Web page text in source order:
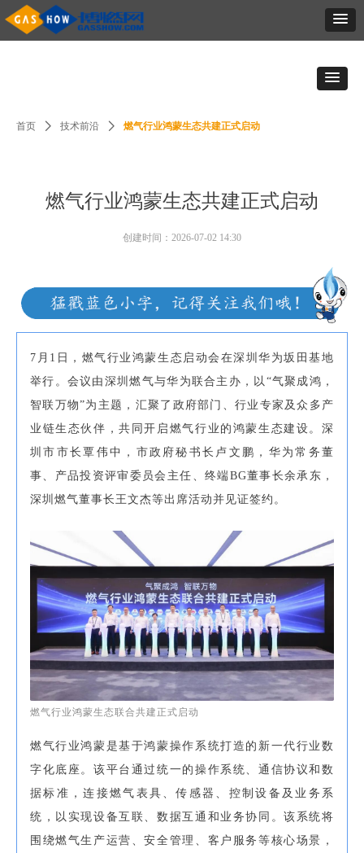
首页 ꄲ 技术前沿 ꄲ 燃气行业鸿蒙生态共建正式启动
燃气行业鸿蒙生态共建正式启动
创建时间： 2026-07-02 14:30
7月1日，燃气行业鸿蒙生态启动会在深圳华为坂田基地
举行。会议由深圳燃气与华为联合主办，以“气聚成鸿，
智联万物”为主题，汇聚了政府部门、行业专家及众多产
业链生态伙伴，共同开启燃气行业的鸿蒙生态建设。深
圳市市长覃伟中，市政府秘书长卢文鹏，华为常务董
事、产品投资评审委员会主任、终端BG董事长余承东，
深圳燃气董事长王文杰等出席活动并见证签约。
燃气行业鸿蒙生态联合共建正式启动
燃气行业鸿蒙是基于鸿蒙操作系统打造的新一代行业数
字化底座。该平台通过统一的操作系统、通信协议和数
据标准，连接燃气表具、传感器、控制设备及业务系
统，以实现设备互联、数据互通和业务协同。该系统将
围绕燃气生产运营、安全管理、客户服务等核心场景，